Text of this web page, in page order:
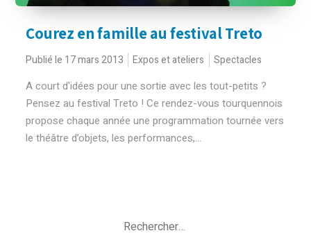
Courez en famille au festival Treto
Publié le 17 mars 2013 Expos et ateliers Spectacles
A court d'idées pour une sortie avec les tout-petits ?
Pensez au festival Treto ! Ce rendez-vous tourquennois
propose chaque année une programmation tournée vers
le théâtre d’objets, les performances,...